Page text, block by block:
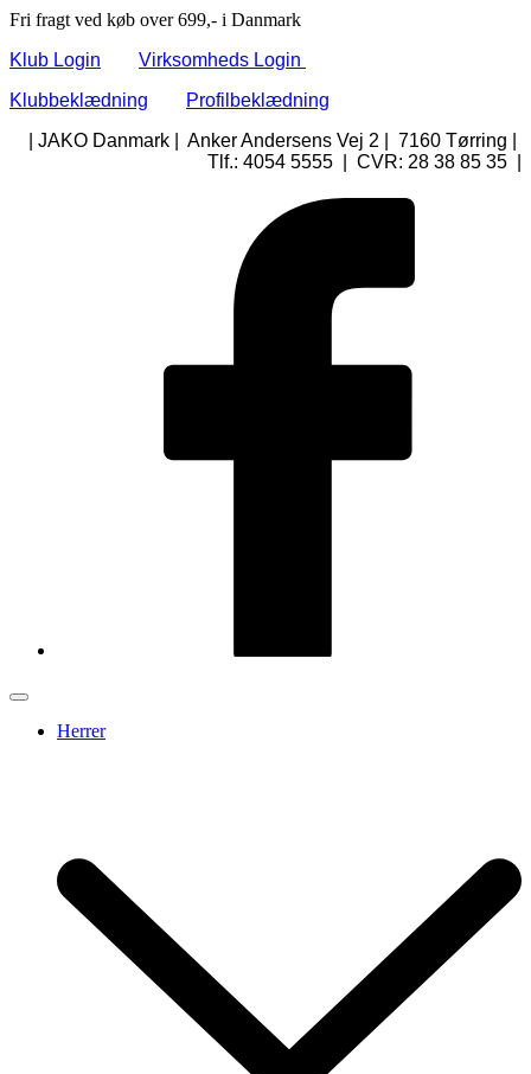
Fri fragt ved køb over 699,- i Danmark
Klub Login
Virksomheds Login
Klubbeklædning
Profilbeklædning
| JAKO Danmark | Anker Andersens Vej 2 | 7160 Tørring |
Tlf.: 4054 5555 | CVR: 28 38 85 35 |
Herrer